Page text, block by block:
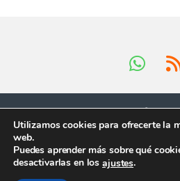
Tienes
¡Llámanos en
Utilizamos cookies para ofrecerte la
web.
Puedes aprender más sobre qué
desactivarlas en losajustes.